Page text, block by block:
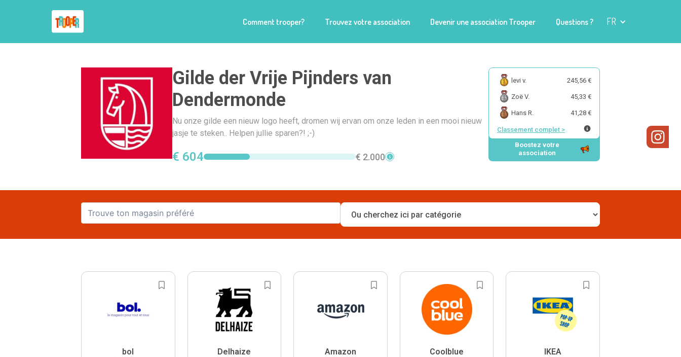
Comment trooper? Trouvez votre association Devenir une association Trooper Questions ? FR
Gilde der Vrije Pijnders van
Dendermonde
Nu onze gilde een nieuw logo heeft, dromen wij ervan om onze leden in een mooi nieuw
jasje te steken.. Helpen jullie sparen?! ;-)
€ 604 € 2.000
levi v. 245,56 €
Zoë V. 45,33 €
Hans R. 41,28 €
Classement complet >
Boostez votre
association
bol Delhaize Amazon Coolblue IKEA